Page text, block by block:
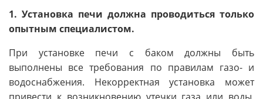
1. Установка печи должна проводиться только
опытным специалистом.
При установке печи с баком должны быть
выполнены все требования по правилам газо- и
водоснабжения. Некорректная установка может